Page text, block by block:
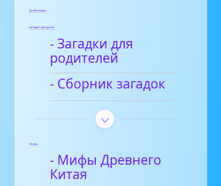
Диафильмы
Загадки для детей
- Загадки для
родителей
- Сборник загадок
Мифы
- Мифы Древнего
Китая